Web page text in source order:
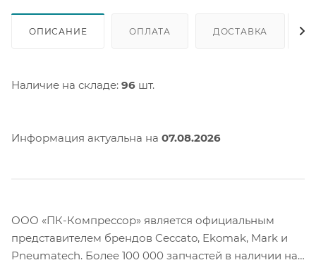
ОПИСАНИЕ ОПЛАТА ДОСТАВКА
Наличие на складе: 96 шт.
Информация актуальна на 07.08.2026
ООО «ПК-Компрессор» является официальным
представителем брендов Ceccato, Ekomak, Mark и
Pneumatech. Более 100 000 запчастей в наличии на